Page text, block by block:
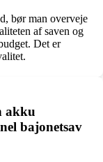
bør man overveje
af saven og
Det er
akku
bajonetsav